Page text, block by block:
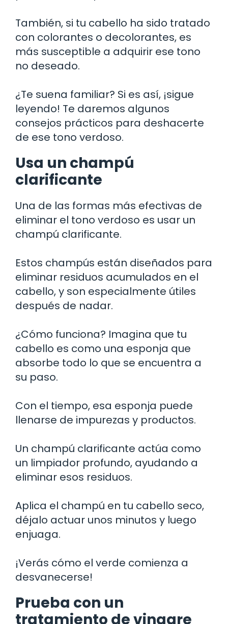
También, si tu cabello ha sido tratado
con colorantes o decolorantes, es
más susceptible a adquirir ese tono
no deseado.
¿Te suena familiar? Si es así, ¡sigue
leyendo! Te daremos algunos
consejos prácticos para deshacerte
de ese tono verdoso.
Usa un champú
clarificante
Una de las formas más efectivas de
eliminar el tono verdoso es usar un
champú clarificante.
Estos champús están diseñados para
eliminar residuos acumulados en el
cabello, y son especialmente útiles
después de nadar.
¿Cómo funciona? Imagina que tu
cabello es como una esponja que
absorbe todo lo que se encuentra a
su paso.
Con el tiempo, esa esponja puede
llenarse de impurezas y productos.
Un champú clarificante actúa como
un limpiador profundo, ayudando a
eliminar esos residuos.
Aplica el champú en tu cabello seco,
déjalo actuar unos minutos y luego
enjuaga.
¡Verás cómo el verde comienza a
desvanecerse!
Prueba con un
tratamiento de vinagre